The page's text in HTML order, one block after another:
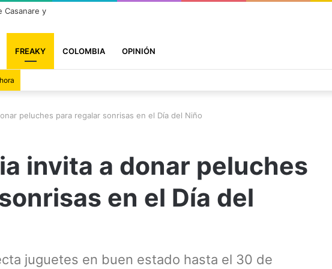
FREAKY COLOMBIA OPINIÓN
peluches para regalar sonrisas en el Día del Niño
invita a donar peluches
en el Día del
juguetes en buen estado hasta el 30 de